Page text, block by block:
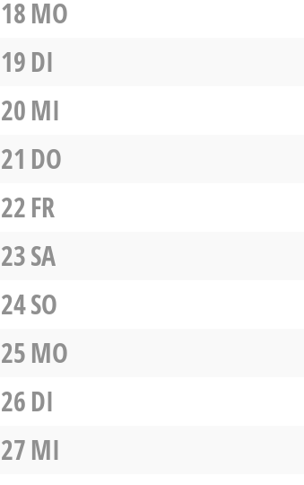
18MO
19DI
20MI
21 DO
22FR
23SA
24SO
25MO
26DI
27MI